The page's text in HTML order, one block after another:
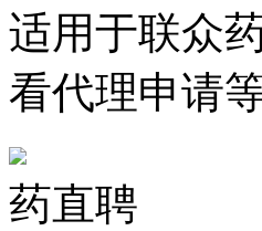
适用于联众
看代理申请等
药直聘